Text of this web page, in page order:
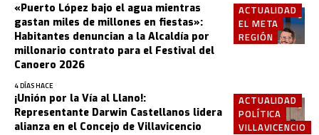
ACTUALIDAD
EL META
REGIÓN
«Puerto López bajo el agua mientras
gastan miles de millones en fiestas»:
Habitantes denuncian a la Alcaldía por
millonario contrato para el Festival del
Canoero 2026
4 DÍAS HACE
ACTUALIDAD
POLÍTICA
VILLAVICENCIO
¡Unión por la Vía al Llano!:
Representante Darwin Castellanos lidera
alianza en el Concejo de Villavicencio